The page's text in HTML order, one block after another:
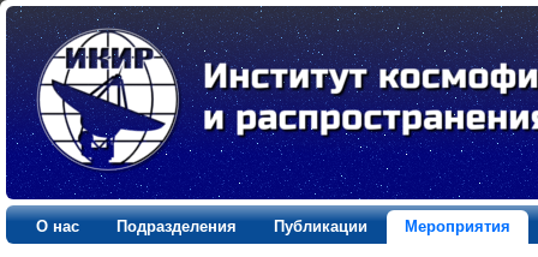
О нас Подразделения Публикации Мероприятия